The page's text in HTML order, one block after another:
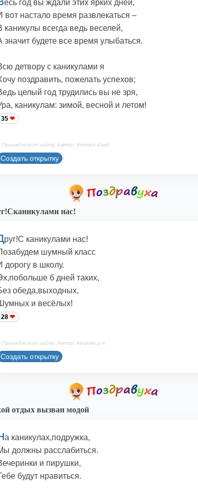
есь год вы ждали этих ярких дней,
вот настало время развлекаться –
каникулы всегда ведь веселей,
значит будете все время улыбаться.
детвору с каникулами я
поздравить, пожелать успехов;
целый год трудились вы не зря,
каникулам: зимой, весной и летом!
35
Принадлежит сайту. Автор: Костен КавА
Создать открытку
нас!
руг!С каникулами нас!
шумный класс
дорогу в школу.
б дней таких,
обеда,выходных,
и весёлых!
28
Принадлежит сайту. Автор: ершова р.н.
Создать открытку
отдых вызван модой
а каникулах,подружка,
должны расслабиться.
и пирушки,
будут нравиться.